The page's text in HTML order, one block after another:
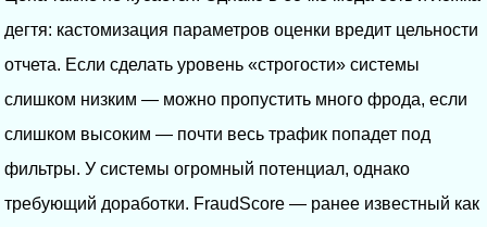
дегтя: кастомизация параметров оценки вредит цельности
отчета. Если сделать уровень «строгости» системы
слишком низким — можно пропустить много фрода, если
слишком высоким — почти весь трафик попадет под
фильтры. У системы огромный потенциал, однако
требующий доработки. FraudScore — ранее известный как